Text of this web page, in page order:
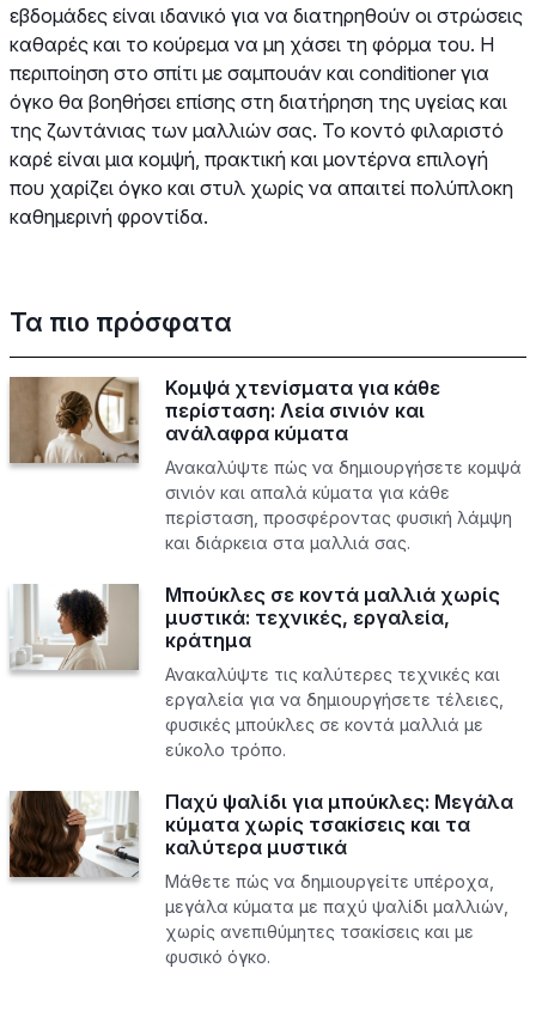
εβδομάδες είναι ιδανικό για να διατηρηθούν οι στρώσεις
καθαρές και το κούρεμα να μη χάσει τη φόρμα του. Η
περιποίηση στο σπίτι με σαμπουάν και conditioner για
όγκο θα βοηθήσει επίσης στη διατήρηση της υγείας και
της ζωντάνιας των μαλλιών σας. Το κοντό φιλαριστό
καρέ είναι μια κομψή, πρακτική και μοντέρνα επιλογή
που χαρίζει όγκο και στυλ χωρίς να απαιτεί πολύπλοκη
καθημερινή φροντίδα.
Τα πιο πρόσφατα
Κομψά χτενίσματα για κάθε
περίσταση: Λεία σινιόν και
ανάλαφρα κύματα
Ανακαλύψτε πώς να δημιουργήσετε κομψά
σινιόν και απαλά κύματα για κάθε
περίσταση, προσφέροντας φυσική λάμψη
και διάρκεια στα μαλλιά σας.
Μπούκλες σε κοντά μαλλιά χωρίς
μυστικά: τεχνικές, εργαλεία,
κράτημα
Ανακαλύψτε τις καλύτερες τεχνικές και
εργαλεία για να δημιουργήσετε τέλειες,
φυσικές μπούκλες σε κοντά μαλλιά με
εύκολο τρόπο.
Παχύ ψαλίδι για μπούκλες: Μεγάλα
κύματα χωρίς τσακίσεις και τα
καλύτερα μυστικά
Μάθετε πώς να δημιουργείτε υπέροχα,
μεγάλα κύματα με παχύ ψαλίδι μαλλιών,
χωρίς ανεπιθύμητες τσακίσεις και με
φυσικό όγκο.